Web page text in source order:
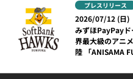
プレスリリース
2026/07/12 (日)
みずほPayPayド
界最大級のアニ
陸 「ANISAMA